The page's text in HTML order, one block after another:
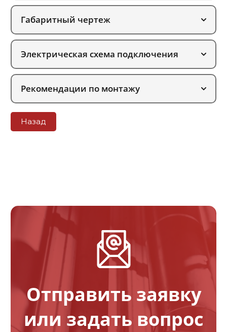
Габаритный чертеж
Электрическая схема подключения
Рекомендации по монтажу
Назад
Отправить заявку
или задать вопрос